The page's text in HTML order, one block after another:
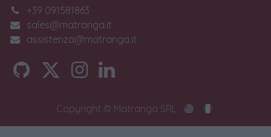
+39 091581863
sales@matranga.it
assistenza@matranga.it
Copyright © Matranga SRL